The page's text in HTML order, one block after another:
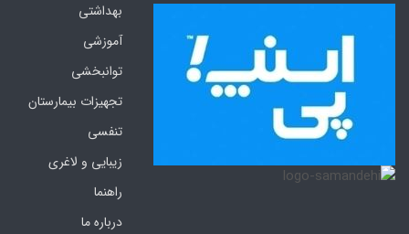
بهداشتی
آموزشی
توانبخشی
تجهیزات بیمارستان
تنفسی
زیبایی و لاغری
راهنما
درباره ما